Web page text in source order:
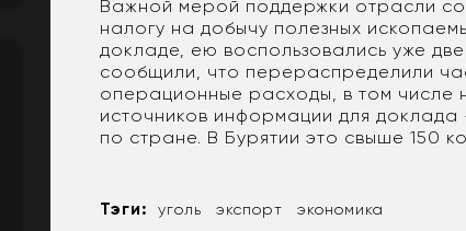
Важной мерой поддержки отрасли
налогу на добычу полезных
докладе, ею воспользовались уже
сообщили, что перераспределили
операционные расходы, в том числе
источников информации для доклада
по стране. В Бурятии это свыше 150
Тэги: уголь экспорт экономика